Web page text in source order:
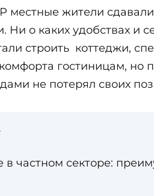
местные жители
Ни о каких удобствах и
строить коттеджи,
гостиницам, но
не потерял своих
частном секторе: